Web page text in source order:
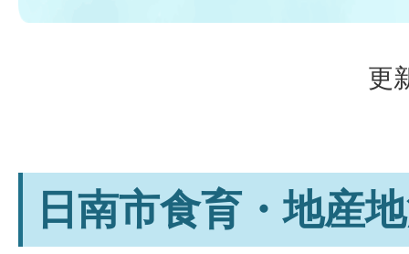
更
日南市食育・地産